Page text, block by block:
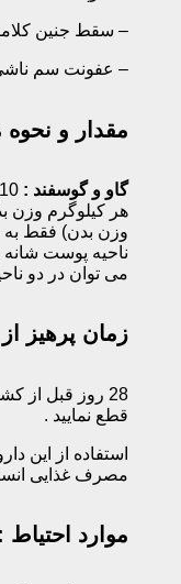
– سقط جنین
– عفونت سم ناشی
مقدار و
گاو و گوسفند :
وزن بدن) فقط به
ناحیه پوست شانه
می توان در دو
زمان پرهیز
قطع نمایید .
استفاده از این
مصرف غذایی
موارد احتیاط :